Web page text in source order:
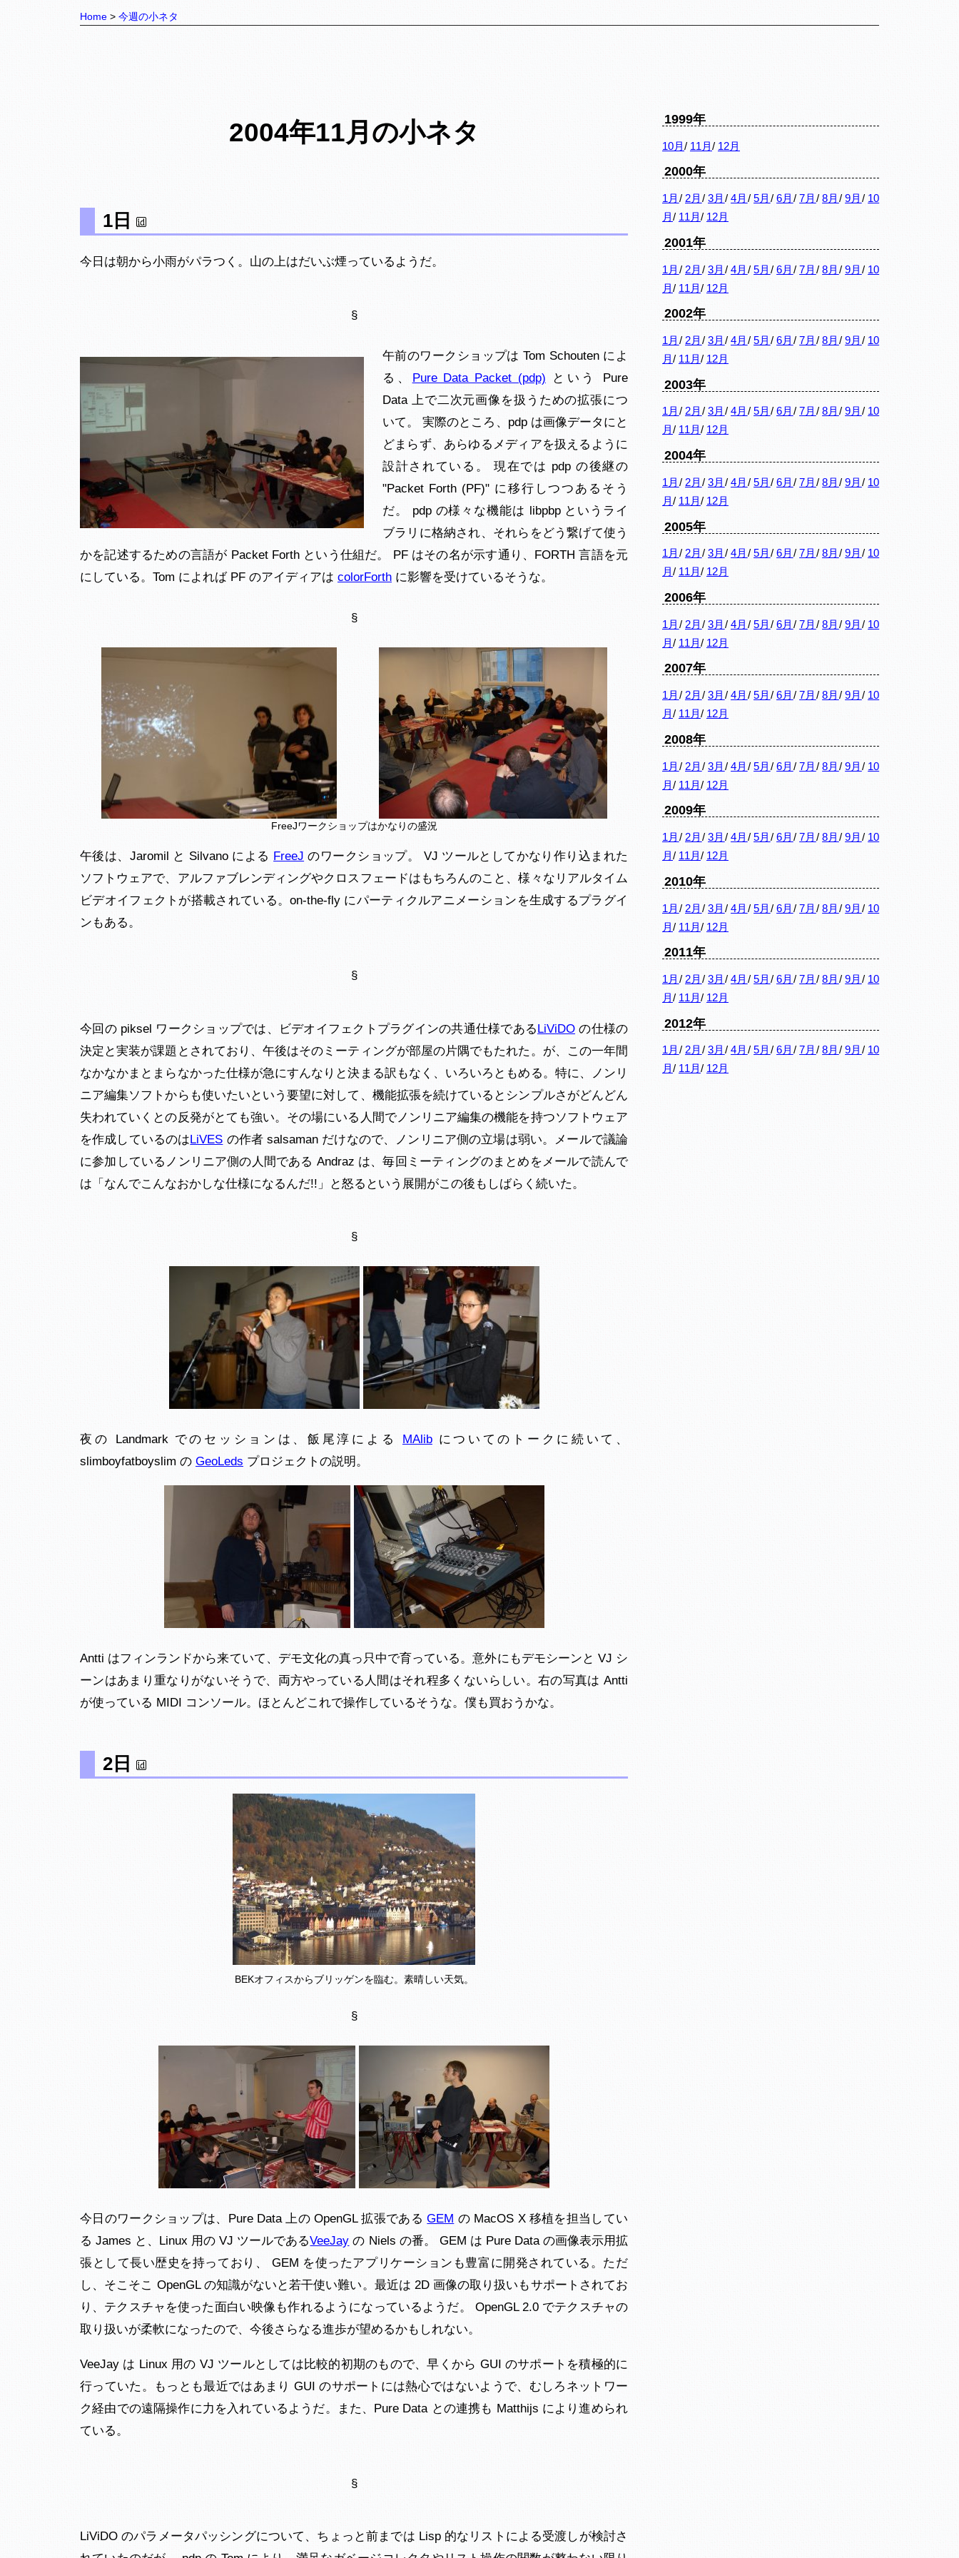
Home 今週の小ネタ
2004年11月の小ネタ
1日
今日は朝から小雨がパラつく。山の上はだいぶ煙っているようだ。
§
午前のワークショップは Tom Schouten によ
る、 Pure Data Packet (pdp) という Pure
Data 上で二次元画像を扱うための拡張につ
いて。 実際のところ、pdp は画像データにと
どまらず、あらゆるメディアを扱えるように
設計されている。 現在では pdp の後継の
"Packet Forth (PF)" に移行しつつあるそう
だ。 pdp の様々な機能は libpbp というライ
ブラリに格納され、それらをどう繋げて使う
かを記述するための言語が Packet Forth という仕組だ。 PF はその名が示す通り、FORTH 言語を元
にしている。Tom によれば PF のアイディアは colorForth に影響を受けているそうな。
§
FreeJワークショップはかなりの盛況
午後は、Jaromil と Silvano による FreeJ のワークショップ。 VJ ツールとしてかなり作り込まれた
ソフトウェアで、アルファブレンディングやクロスフェードはもちろんのこと、様々なリアルタイム
ビデオイフェクトが搭載されている。on-the-fly にパーティクルアニメーションを生成するプラグイ
ンもある。
§
今回の piksel ワークショップでは、ビデオイフェクトプラグインの共通仕様であるLiViDO の仕様の
決定と実装が課題とされており、午後はそのミーティングが部屋の片隅でもたれた。が、この一年間
なかなかまとまらなかった仕様が急にすんなりと決まる訳もなく、いろいろともめる。特に、ノンリ
ニア編集ソフトからも使いたいという要望に対して、機能拡張を続けているとシンプルさがどんどん
失われていくとの反発がとても強い。その場にいる人間でノンリニア編集の機能を持つソフトウェア
を作成しているのはLiVES の作者 salsaman だけなので、ノンリニア側の立場は弱い。メールで議論
に参加しているノンリニア側の人間である Andraz は、毎回ミーティングのまとめをメールで読んで
は「なんでこんなおかしな仕様になるんだ!!」と怒るという展開がこの後もしばらく続いた。
§
夜の Landmark でのセッションは、飯尾淳による MAlibについてのトークに続いて、
slimboyfatboyslim の GeoLeds プロジェクトの説明。
Antti はフィンランドから来ていて、デモ文化の真っ只中で育っている。意外にもデモシーンと VJ シ
ーンはあまり重なりがないそうで、両方やっている人間はそれ程多くないらしい。右の写真は Antti
が使っている MIDI コンソール。ほとんどこれで操作しているそうな。僕も買おうかな。
2日
BEKオフィスからブリッゲンを臨む。素晴しい天気。
§
今日のワークショップは、Pure Data 上の OpenGL 拡張であるGEM の MacOS X 移植を担当してい
る James と、Linux 用の VJ ツールであるVeeJay の Niels の番。 GEM は Pure Data の画像表示用拡
張として長い歴史を持っており、 GEM を使ったアプリケーションも豊富に開発されている。ただ
し、そこそこ OpenGL の知識がないと若干使い難い。最近は 2D 画像の取り扱いもサポートされてお
り、テクスチャを使った面白い映像も作れるようになっているようだ。 OpenGL 2.0 でテクスチャの
取り扱いが柔軟になったので、今後さらなる進歩が望めるかもしれない。
VeeJay は Linux 用の VJ ツールとしては比較的初期のもので、早くから GUI のサポートを積極的に
行っていた。もっとも最近ではあまり GUI のサポートには熱心ではないようで、むしろネットワー
ク経由での遠隔操作に力を入れているようだ。また、Pure Data との連携も Matthijs により進められ
ている。
§
LiViDO のパラメータパッシングについて、ちょっと前までは Lisp 的なリストによる受渡しが検討さ
1999年
10月 / 11月 / 12月
2000年
1月 / 2月 /3月 /4月 /5月 /6月 /7月 /8月 /9月 / 10
月 / 11月 / 12月
2001年
1月 / 2月 /3月 /4月 /5月 /6月 /7月 /8月 /9月 / 10
月/ 11月/ 12月
2002年
1月 / 2月 /3月 /4月 /5月 /6月 /7月 /8月 /9月 / 10
月 / 11月 / 12月
2003年
1月 /2月 /3月 /4月 /5月 /6月 /7月 /8月 /9月 / 10
月 / 11月 / 12月
2004年
1月 / 2月 /3月 /4月 /5月 /6月 /7月 /8月 /9月 / 10
月 / 11月 / 12月
2005年
1月 /2月 /3月 /4月 /5月 /6月 /7月 /8月 /9月 / 10
月 / 11月 / 12月
2006年
1月 / 2月 /3月 /4月 /5月 /6月 /7月 /8月 /9月 / 10
月 / 11月 / 12月
2007年
1月 /2月 /3月 /4月 /5月 /6月 /7月 /8月 /9月 / 10
月 / 11月 / 12月
2008年
1月 / 2月 /3月 /4月 /5月 /6月 /7月 /8月 /9月 / 10
月 / 11月 / 12月
2009年
1月 / 2月 /3月 /4月 /5月 /6月 /7月 /8月 /9月 / 10
月 / 11月 / 12月
2010年
1月 / 2月 /3月 /4月 /5月 /6月 /7月 /8月 /9月 / 10
月/ 11月/ 12月
2011年
1月 / 2月 /3月 /4月 /5月 /6月 /7月 /8月 /9月 / 10
月 / 11月 / 12月
2012年
1月 /2月 /3月 /4月 /5月 /6月 /7月 /8月 /9月 / 10
月 / 11月 / 12月